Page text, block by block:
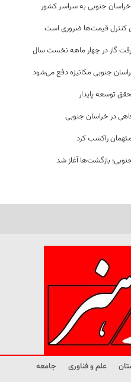
کنترل قیمت‌ها ضروری است
جنوبی مکانیزه دفع می‌شود
توسعه پایدار
در خراسان جنوبی
راکسب کرد
علم و فناوری
جامعه